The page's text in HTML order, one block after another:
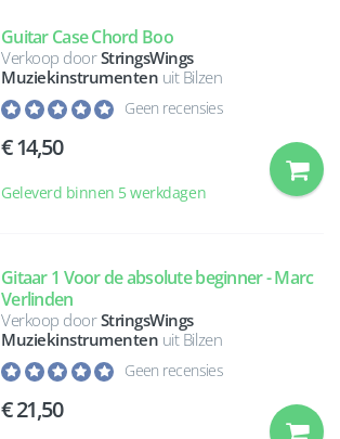
Guitar Case Chord Boo
Verkoop doorStringsWings
Muziekinstrumenten uit Bilzen
Geen recensies
14,50
Geleverd binnen 5 werkdagen
Gitaar 1 Voor de absolute beginner - Marc
Verlinden
Verkoop doorStringsWings
Muziekinstrumenten uit Bilzen
Geen recensies
21,50